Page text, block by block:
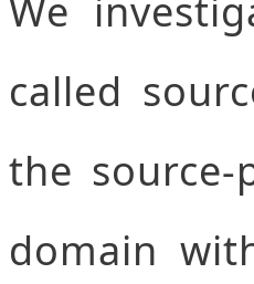
called
the
domain